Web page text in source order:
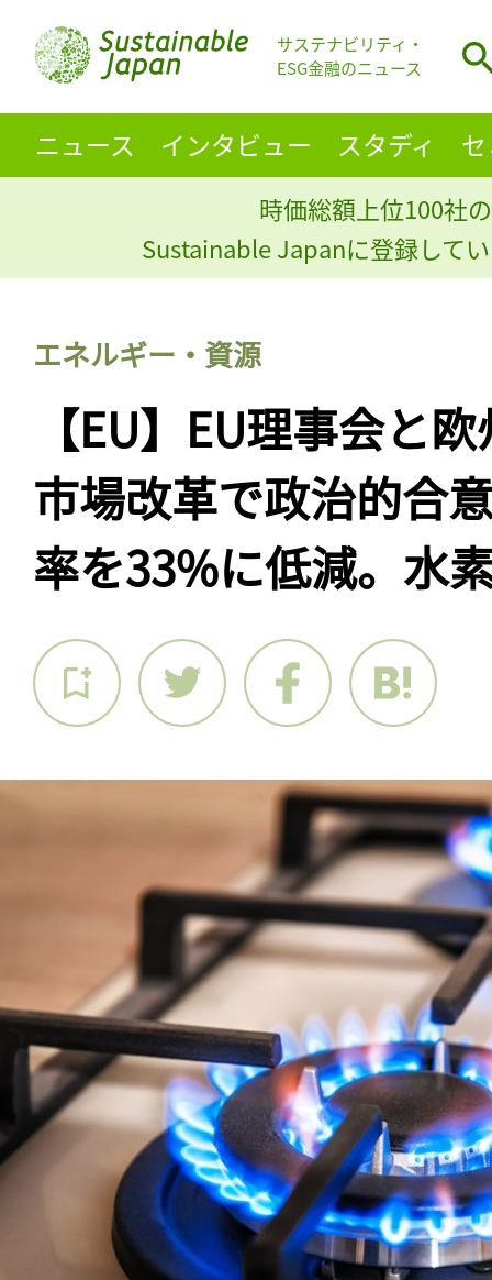
サステナビリティ・
ESG金融のニュース
ニュース インタビュー スタディ
時価総額上位100社
Sustainable Japanに登録して
エネルギー・資源
【EU】EU理事会と
市場改革で政治的合
率を33%に低減。水